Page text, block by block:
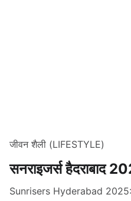
जीवन शैली (LIFESTYLE)
सनराइजर्स हैदराबाद
Sunrisers Hyderabad